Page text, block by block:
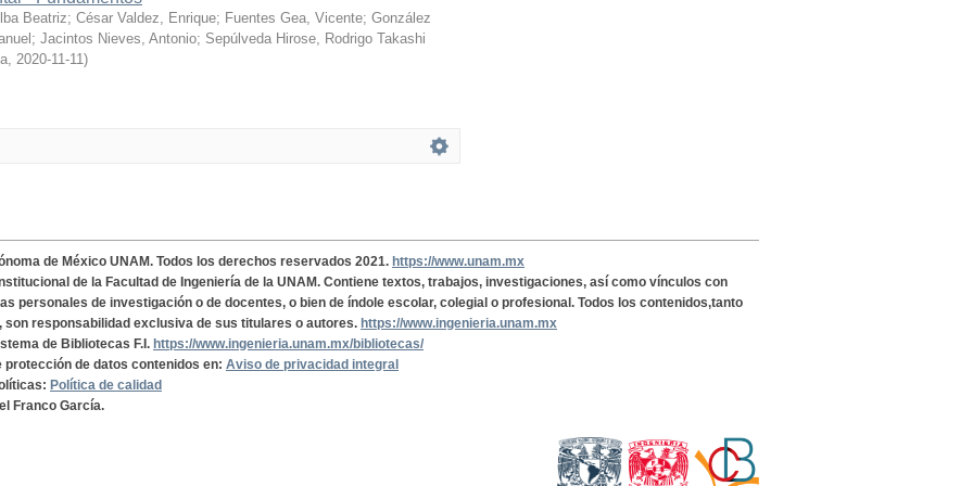
Beatriz; César Valdez, Enrique; Fuentes Gea, Vicente; González
; Jacintos Nieves, Antonio; Sepúlveda Hirose, Rodrigo Takashi
, 2020-11-11)
de México UNAM. Todos los derechos reservados 2021. https://www.unam.mx
de la Facultad de Ingeniería de la UNAM. Contiene textos, trabajos, investigaciones, así como vínculos con
personales de investigación o de docentes, o bien de índole escolar, colegial o profesional. Todos los contenidos,tanto
responsabilidad exclusiva de sus titulares o autores. https://www.ingenieria.unam.mx
de Bibliotecas F.I. https://www.ingenieria.unam.mx/bibliotecas/
de datos contenidos en: Aviso de privacidad integral
Política de calidad
Franco García.